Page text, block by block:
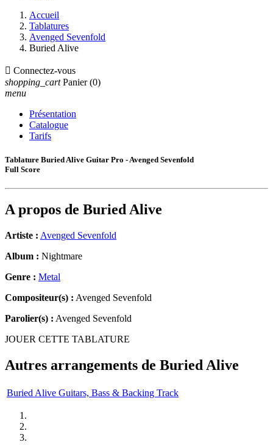
Accueil
Tablatures
Avenged Sevenfold
Buried Alive
 Connectez-vous
shopping_cart Panier (0)
menu
Présentation
Catalogue
Tarifs
Tablature Buried Alive Guitar Pro - Avenged Sevenfold
Full Score
A propos de Buried Alive
Artiste : Avenged Sevenfold
Album : Nightmare
Genre : Metal
Compositeur(s) : Avenged Sevenfold
Parolier(s) : Avenged Sevenfold
JOUER CETTE TABLATURE
Autres arrangements de Buried Alive
Buried Alive Guitars, Bass & Backing Track